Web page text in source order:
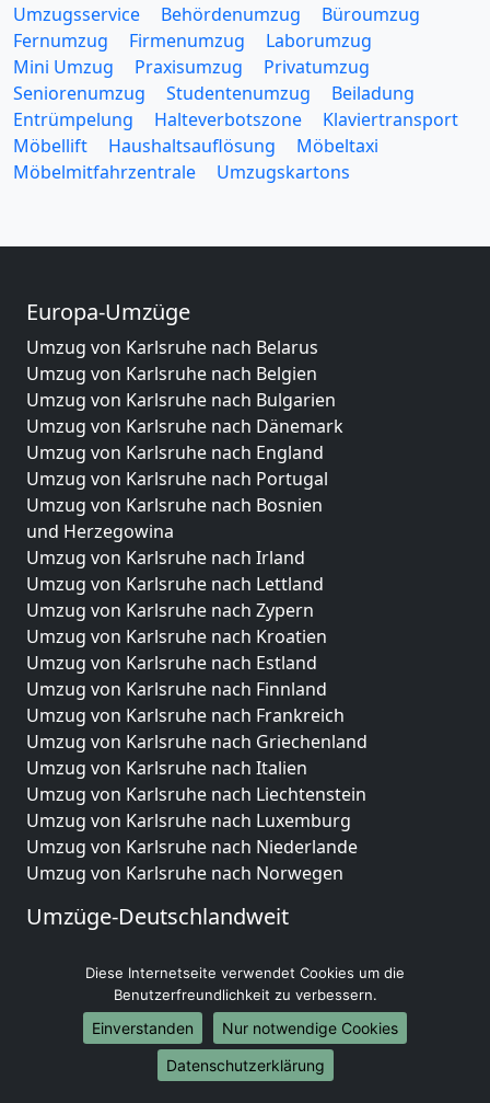
Umzugsservice Behördenumzug
Büroumzug
Fernumzug
Firmenumzug
Laborumzug
Mini Umzug
Praxisumzug
Privatumzug
Seniorenumzug
Studentenumzug
Beiladung
Entrümpelung
Halteverbotszone
Klaviertransport
Möbellift
Haushaltsauflösung
Möbeltaxi
Möbelmitfahrzentrale
Umzugskartons
Europa-Umzüge
Umzug von Karlsruhe nach Belarus
Umzug von Karlsruhe nach Belgien
Umzug von Karlsruhe nach Bulgarien
Umzug von Karlsruhe nach Dänemark
Umzug von Karlsruhe nach England
Umzug von Karlsruhe nach Portugal
Umzug von Karlsruhe nach Bosnien
und Herzegowina
Umzug von Karlsruhe nach Irland
Umzug von Karlsruhe nach Lettland
Umzug von Karlsruhe nach Zypern
Umzug von Karlsruhe nach Kroatien
Umzug von Karlsruhe nach Estland
Umzug von Karlsruhe nach Finnland
Umzug von Karlsruhe nach Frankreich
Umzug von Karlsruhe nach Griechenland
Umzug von Karlsruhe nach Italien
Umzug von Karlsruhe nach Liechtenstein
Umzug von Karlsruhe nach Luxemburg
Umzug von Karlsruhe nach Niederlande
Umzug von Karlsruhe nach Norwegen
Umzüge-Deutschlandweit
Umzug von Karlsruhe nach Hamburg
Umzug von Karlsruhe nach München
Umzug von Karlsruhe nach Köln
Umzug von Karlsruhe nach Frankfurt am Main
Umzug von Karlsruhe nach Stuttgart
Diese Internetseite verwendet Cookies um die
Benutzerfreundlichkeit zu verbessern.
Einverstanden
Nur notwendige Cookies
Datenschutzerklärung